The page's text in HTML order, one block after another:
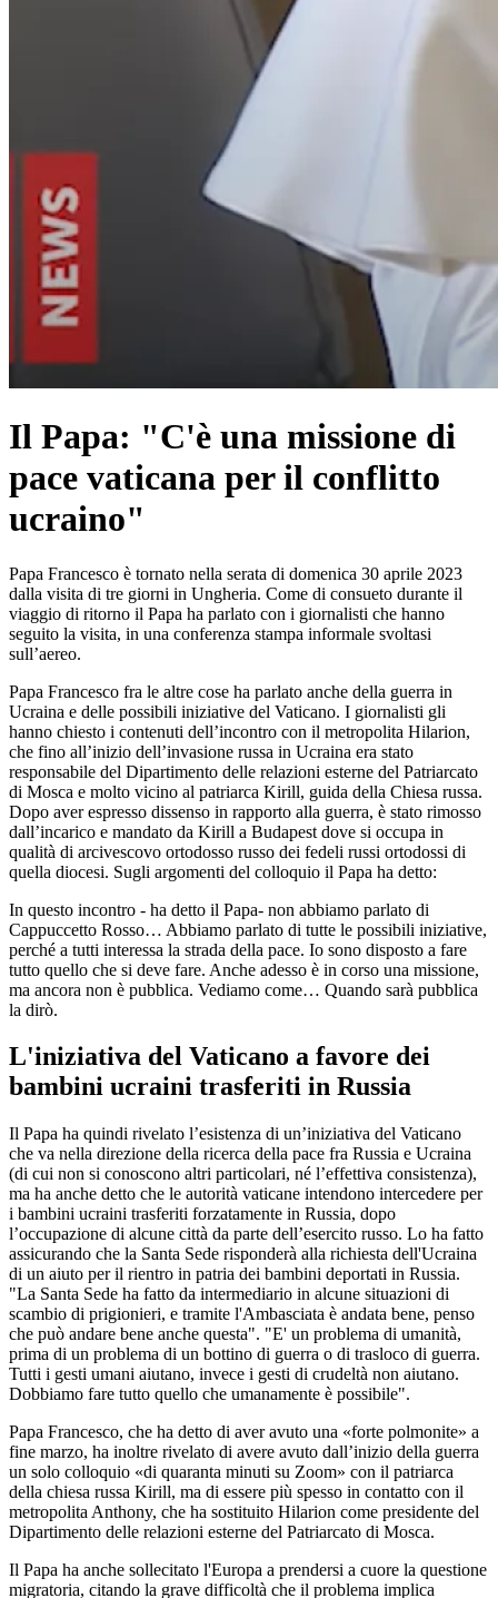
Il Papa: "C'è una missione di
pace vaticana per il conflitto
ucraino"
Papa Francesco è tornato nella serata di domenica 30 aprile 2023
dalla visita di tre giorni in Ungheria. Come di consueto durante il
viaggio di ritorno il Papa ha parlato con i giornalisti che hanno
seguito la visita, in una conferenza stampa informale svoltasi
sull’aereo.
Papa Francesco fra le altre cose ha parlato anche della guerra in
Ucraina e delle possibili iniziative del Vaticano. I giornalisti gli
hanno chiesto i contenuti dell’incontro con il metropolita Hilarion,
che fino all’inizio dell’invasione russa in Ucraina era stato
responsabile del Dipartimento delle relazioni esterne del Patriarcato
di Mosca e molto vicino al patriarca Kirill, guida della Chiesa russa.
Dopo aver espresso dissenso in rapporto alla guerra, è stato rimosso
dall’incarico e mandato da Kirill a Budapest dove si occupa in
qualità di arcivescovo ortodosso russo dei fedeli russi ortodossi di
quella diocesi. Sugli argomenti del colloquio il Papa ha detto:
In questo incontro - ha detto il Papa- non abbiamo parlato di
Cappuccetto Rosso… Abbiamo parlato di tutte le possibili iniziative,
perché a tutti interessa la strada della pace. Io sono disposto a fare
tutto quello che si deve fare. Anche adesso è in corso una missione,
ma ancora non è pubblica. Vediamo come… Quando sarà pubblica
la dirò.
L'iniziativa del Vaticano a favore dei
bambini ucraini trasferiti in Russia
Il Papa ha quindi rivelato l’esistenza di un’iniziativa del Vaticano
che va nella direzione della ricerca della pace fra Russia e Ucraina
(di cui non si conoscono altri particolari, né l’effettiva consistenza),
ma ha anche detto che le autorità vaticane intendono intercedere per
i bambini ucraini trasferiti forzatamente in Russia, dopo
l’occupazione di alcune città da parte dell’esercito russo. Lo ha fatto
assicurando che la Santa Sede risponderà alla richiesta dell'Ucraina
di un aiuto per il rientro in patria dei bambini deportati in Russia.
"La Santa Sede ha fatto da intermediario in alcune situazioni di
scambio di prigionieri, e tramite l'Ambasciata è andata bene, penso
che può andare bene anche questa". "E' un problema di umanità,
prima di un problema di un bottino di guerra o di trasloco di guerra.
Tutti i gesti umani aiutano, invece i gesti di crudeltà non aiutano.
Dobbiamo fare tutto quello che umanamente è possibile".
Papa Francesco, che ha detto di aver avuto una «forte polmonite» a
fine marzo, ha inoltre rivelato di avere avuto dall’inizio della guerra
un solo colloquio «di quaranta minuti su Zoom» con il patriarca
della chiesa russa Kirill, ma di essere più spesso in contatto con il
metropolita Anthony, che ha sostituito Hilarion come presidente del
Dipartimento delle relazioni esterne del Patriarcato di Mosca.
Il Papa ha anche sollecitato l'Europa a prendersi a cuore la questione
migratoria, citando la grave difficoltà che il problema implica